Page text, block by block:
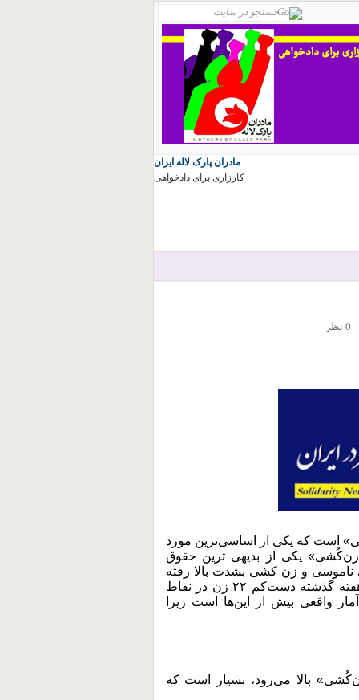
مادران پارک لاله ایران
کارزاری برای دادخواهی
| 0 نظر
است که یکی از اساسی‌ترین مورد
یکی از بدیهی ترین حقوق
ناموسی و زن کشی بشدت بالا رفته
است، بطوریکه گزارش ها نشان می دهد در طی سه هفته‌ گذشته دست‌کم ۲۲ زن در نقاط
واقعی بیش از این‌ها است زیرا
بالا می‌رود، بسیار است که